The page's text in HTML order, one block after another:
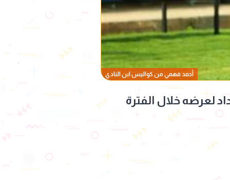
أحمد فهمي من كواليس ابن النادي
لعرضه خلال الفترة